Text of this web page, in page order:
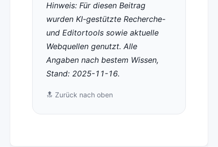
Hinweis: Für diesen Beitrag
wurden KI-gestützte Recherche-
und Editortools sowie aktuelle
Webquellen genutzt. Alle
Angaben nach bestem Wissen,
Stand: 2025-11-16.
🔝 Zurück nach oben